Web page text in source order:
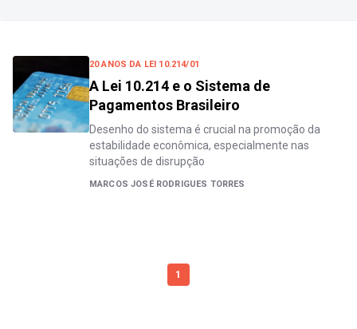
20 ANOS DA LEI 10.214/01
A Lei 10.214 e o Sistema de
Pagamentos Brasileiro
Desenho do sistema é crucial na promoção da
estabilidade econômica, especialmente nas
situações de disrupção
MARCOS JOSÉ RODRIGUES TORRES
1